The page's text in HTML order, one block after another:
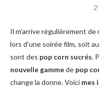
Il m’arrive régulièrement de
lors d’une soirée film, soit
sont des pop corn sucrés.
nouvelle gammede pop
change la donne. Voici mes